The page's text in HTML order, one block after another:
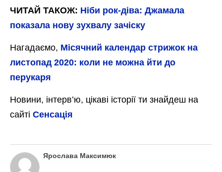
ЧИТАЙ ТАКОЖ: Ніби рок-діва: Джамала
показала нову зухвалу зачіску
Нагадаємо, Місячний календар стрижок на
листопад 2020: коли не можна йти до
перукаря
Новини, інтерв’ю, цікаві історії ти знайдеш на
сайті Сенсація
Ярослава Максимюк